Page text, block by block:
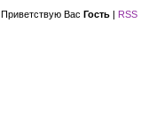
Приветствую Вас Гость | RSS